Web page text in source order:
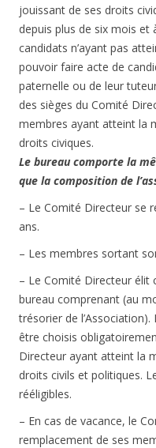
jouissant de ses droits
depuis plus de six mois et
candidats n’ayant pas
pouvoir faire acte de
paternelle ou de leur
des sièges du Comité
membres ayant atteint la
droits civiques.
Le bureau comporte la
que la composition de
– Le Comité Directeur se
ans.
– Les membres sortant
– Le Comité Directeur élit
bureau comprenant (au
trésorier de
être choisis
Directeur ayant atteint la
droits civils et politiques.
rééligibles.
– En cas de vacance, le
remplacement de ses